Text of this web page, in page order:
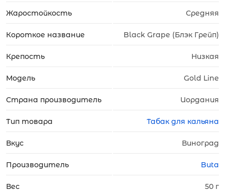
Жаростойкость Средняя
Короткое название Black Grape (Блэк Грейп)
Крепость Низкая
Модель Gold Line
Страна производитель Иордания
Тип товара Табак для кальяна
Вкус Виноград
Производитель Buta
Вес 50 г